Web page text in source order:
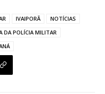
IVAIPORÃ
NOTÍCIAS
DA POLÍCIA MILITAR